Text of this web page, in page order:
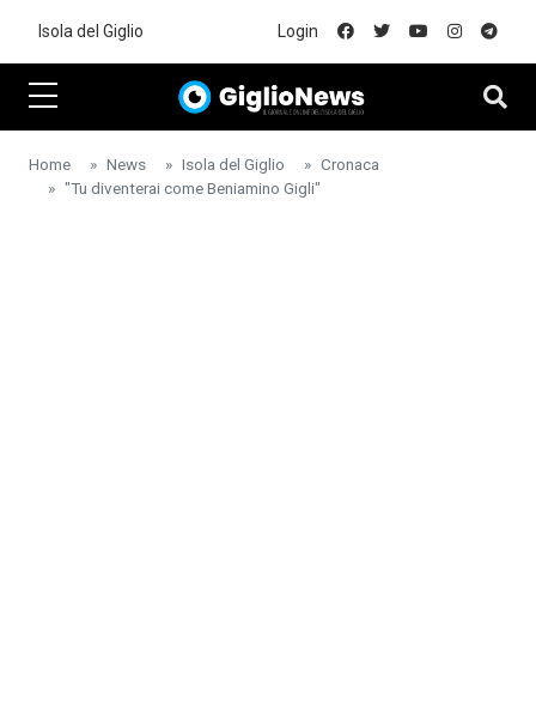
Isola del Giglio Login
Home News Isola del Giglio
Cronaca
"Tu diventerai come Beniamino Gigli"